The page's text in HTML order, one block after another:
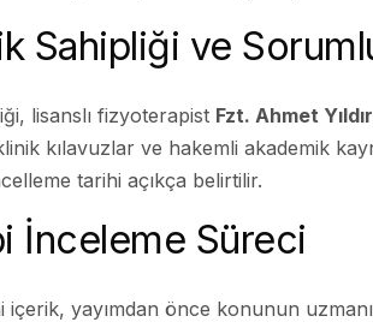
Sahipliği ve
lisanslı fizyoterapist Fzt. Ahmet
kılavuzlar ve hakemli akademik
tarihi açıkça belirtilir.
İnceleme Süreci
içerik, yayımdan önce konunun